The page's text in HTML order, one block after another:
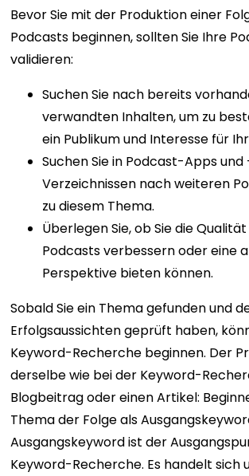
Bevor Sie mit der Produktion einer
Podcasts beginnen, sollten Sie Ihre
validieren:
Suchen Sie nach bereits
verwandten Inhalten, um zu
ein Publikum und Interesse für
Suchen Sie in Podcast-Apps und
Verzeichnissen nach weiteren
zu diesem Thema.
Überlegen Sie, ob Sie die
Podcasts verbessern oder eine
Perspektive bieten können.
Sobald Sie ein Thema gefunden und
Erfolgsaussichten geprüft haben,
Keyword-Recherche beginnen. Der
derselbe wie bei der Keyword-
Blogbeitrag oder einen Artikel:
Thema der Folge als
Ausgangskeyword ist der
Keyword-Recherche. Es handelt sich